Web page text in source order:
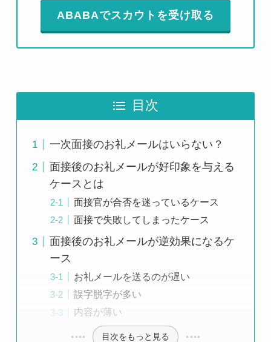
ABABAでスカウトを受け取る
目次
一次面接のお礼メールはいらない？
面接後のお礼メールが好印象を与える
ケースとは
面接官が合否を迷っているケース
面接で失敗してしまったケース
面接後のお礼メールが逆効果になるケ
ース
お礼メールを送るのが遅い
誤字脱字が多い
内容が薄い
目次をもっと見る